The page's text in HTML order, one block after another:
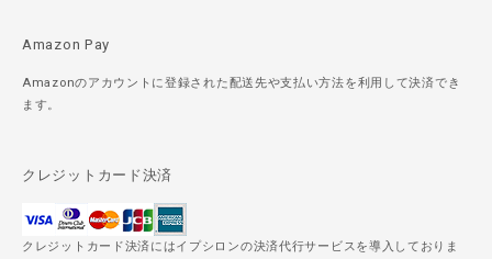
Amazon Pay
Amazonのアカウントに登録された配送先や支払い方法を利用して決済でき
ます。
クレジットカード決済
クレジットカード決済にはイプシロンの決済代行サービスを導入しておりま